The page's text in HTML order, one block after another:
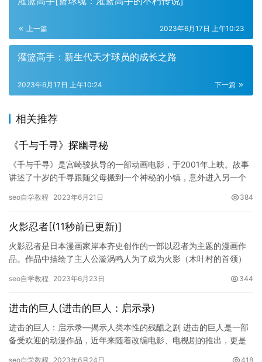
上一篇 2023年6月17日 上午10:23
灌篮高手：新生代天才球员的成长之路
下一篇
2023年6月17日 上午10:24
相关推荐
《千与千寻》探幽寻秘
《千与千寻》是宫崎骏执导的一部动画电影，于2001年上映。故事
讲述了十岁的千寻跟随父母搬到一个神秘的小镇，意外进入另一个
等…
seo自学教程 2023年6月21日 384
火影忍者[(11秒前已更新)]
火影忍者是日本漫画家岸本齐史创作的一部以忍者为主题的漫画作
品。作品中描绘了主人公漩涡鸣人为了成为火影（木叶村的首领）
seo自学教程 2023年6月23日 344
进击的巨人(进击的巨人：启示录)
进击的巨人：启示录—揭示人类本性的残酷之剧 进击的巨人是一部
备受欢迎的动漫作品，近年来随着改编电影、电视剧的推出，更是
seo自学教程 2023年6月24日 418